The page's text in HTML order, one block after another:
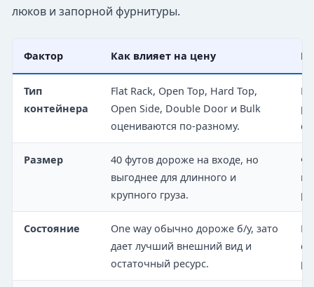
люков и запорной фурнитуры.
Фактор Как влияет на цену
Тип
контейнера
Flat Rack, Open Top, Hard Top,
Open Side, Double Door и Bulk
оцениваются по-разному.
Размер
40 футов дороже на входе, но
выгоднее для длинного и
крупного груза.
Состояние
One way обычно дороже б/у, зато
дает лучший внешний вид и
остаточный ресурс.